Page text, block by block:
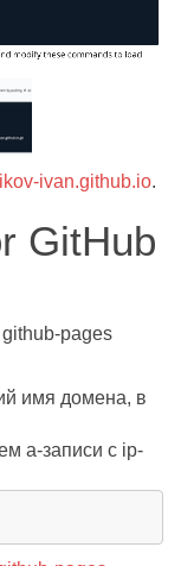
ivan.github.io.
GitHub
pages
имя домена, в
a-записи с ip-